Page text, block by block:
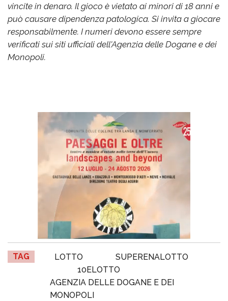
vincite in denaro. Il gioco è vietato ai minori di 18 anni e
può causare dipendenza patologica. Si invita a giocare
responsabilmente. I numeri devono essere sempre
verificati sui siti ufficiali dell'Agenzia delle Dogane e dei
Monopoli.
TAG LOTTO
SUPERENALOTTO
10ELOTTO
AGENZIA DELLE DOGANE E DEI
MONOPOLI